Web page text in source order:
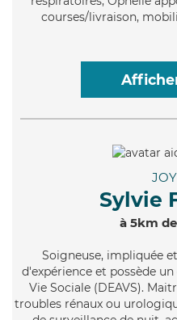
courses/livraison,
Sylvie
à 5km
Soigneuse, impliquée
d'expérience et possède
Vie Sociale (DEAVS).
troubles rénaux ou